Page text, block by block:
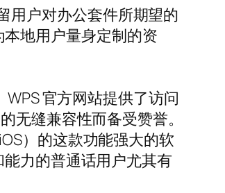
用户对办公套件所期望的
地用户量身定制的资
官方网站提供了访问
缝兼容性而备受赞誉。
）的这款功能强大的软
力的普通话用户尤其有